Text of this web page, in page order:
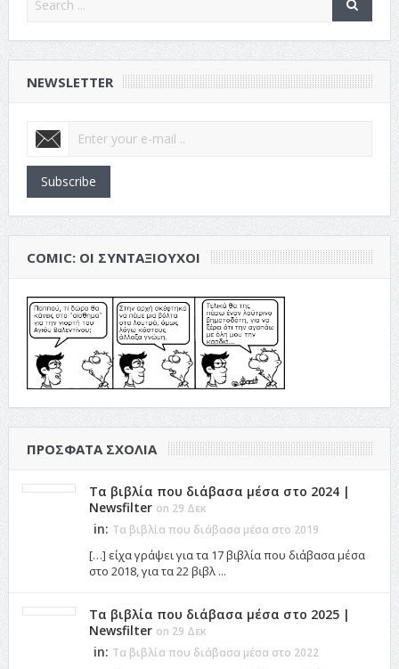
NEWSLETTER
Subscribe
COMIC: ΟΙ ΣΥΝΤΑΞΙΟΎΧΟΙ
ΠΡΌΣΦΑΤΑ ΣΧΌΛΙΑ
Τα βιβλία που διάβασα μέσα στο 2024 |
Newsfilter on 29 Δεκ
in: Τα βιβλία που διάβασα μέσα στο 2019
[…] είχα γράψει για τα 17 βιβλία που διάβασα μέσα
στο 2018, για τα 22 βιβλ ...
Τα βιβλία που διάβασα μέσα στο 2025 |
Newsfilter on 29 Δεκ
in: Τα βιβλία που διάβασα μέσα στο 2022